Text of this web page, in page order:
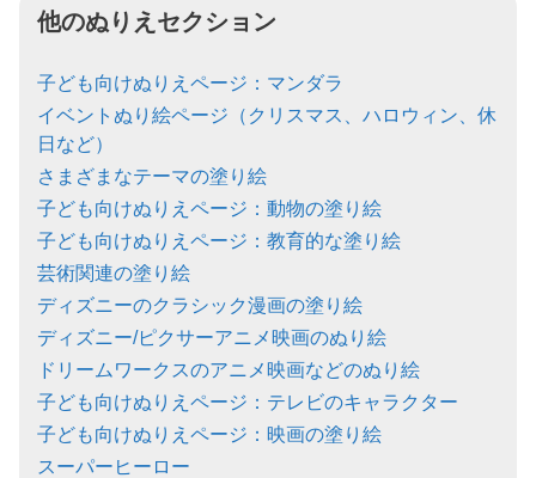
他のぬりえセクション
子ども向けぬりえページ：マンダラ
イベントぬり絵ページ（クリスマス、ハロウィン、休
日など）
さまざまなテーマの塗り絵
子ども向けぬりえページ：動物の塗り絵
子ども向けぬりえページ：教育的な塗り絵
芸術関連の塗り絵
ディズニーのクラシック漫画の塗り絵
ディズニー/ピクサーアニメ映画のぬり絵
ドリームワークスのアニメ映画などのぬり絵
子ども向けぬりえページ：テレビのキャラクター
子ども向けぬりえページ：映画の塗り絵
スーパーヒーロー